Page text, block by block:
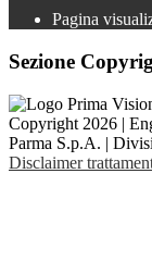
Pagina
Sezione
Copyright 2026 |
Parma S.p.A. |
Disclaimer